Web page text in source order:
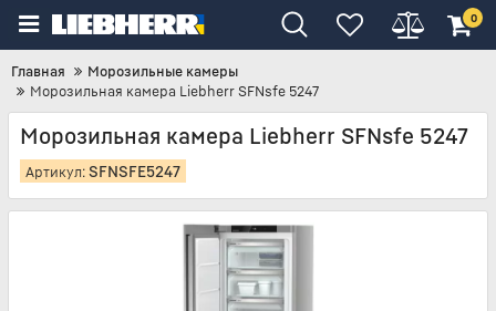
0
Главная
Морозильные камеры
Морозильная камера Liebherr SFNsfe 5247
Морозильная камера Liebherr SFNsfe 5247
Артикул:SFNSFE5247